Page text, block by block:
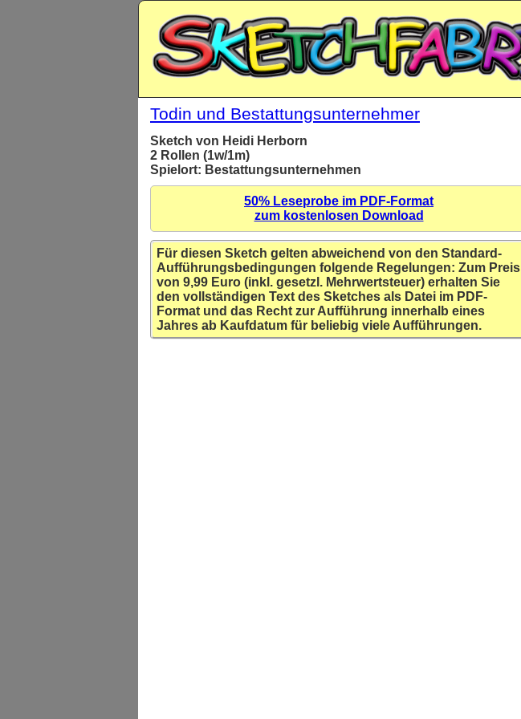
Todin und Bestattungsunternehmer
Sketch von Heidi Herborn
2 Rollen (1w/1m)
Spielort: Bestattungsunternehmen
50% Leseprobe im PDF-Format
zum kostenlosen Download
Für diesen Sketch gelten abweichend von den Standard-
Aufführungsbedingungen folgende Regelungen: Zum Preis
von 9,99 Euro (inkl. gesetzl. Mehrwertsteuer) erhalten Sie
den vollständigen Text des Sketches als Datei im PDF-
Format und das Recht zur Aufführung innerhalb eines
Jahres ab Kaufdatum für beliebig viele Aufführungen.